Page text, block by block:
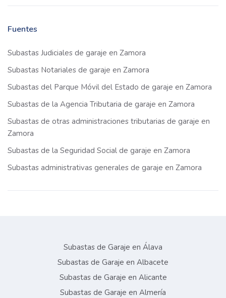
Fuentes
Subastas Judiciales de garaje en Zamora
Subastas Notariales de garaje en Zamora
Subastas del Parque Móvil del Estado de garaje en Zamora
Subastas de la Agencia Tributaria de garaje en Zamora
Subastas de otras administraciones tributarias de garaje en
Zamora
Subastas de la Seguridad Social de garaje en Zamora
Subastas administrativas generales de garaje en Zamora
Subastas de Garaje en Álava
Subastas de Garaje en Albacete
Subastas de Garaje en Alicante
Subastas de Garaje en Almería